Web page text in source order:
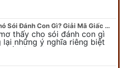
Mơ Thấy Chó Sói Đánh Con Gì? Giải Mã Giấc Mơ Bí Ẩn
thấy cho sói đánh con gì
lại những ý nghĩa riêng biệt
phản ánh tâm trạng, suy nghĩ